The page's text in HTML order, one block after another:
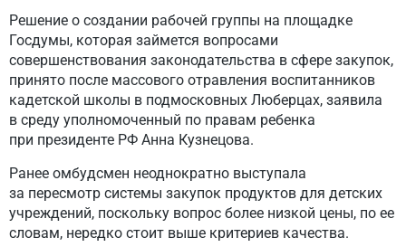
Решение о создании рабочей группы на площадке
Госдумы, которая займется вопросами
совершенствования законодательства в сфере закупок,
принято после массового отравления воспитанников
кадетской школы в подмосковных Люберцах, заявила
в среду уполномоченный по правам ребенка
при президенте РФ Анна Кузнецова.
Ранее омбудсмен неоднократно выступала
за пересмотр системы закупок продуктов для детских
учреждений, поскольку вопрос более низкой цены, по ее
словам, нередко стоит выше критериев качества.